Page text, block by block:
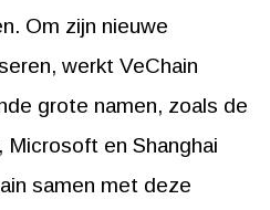
Om zijn nieuwe
werkt VeChain
grote namen, zoals de
Microsoft en Shanghai
samen met deze